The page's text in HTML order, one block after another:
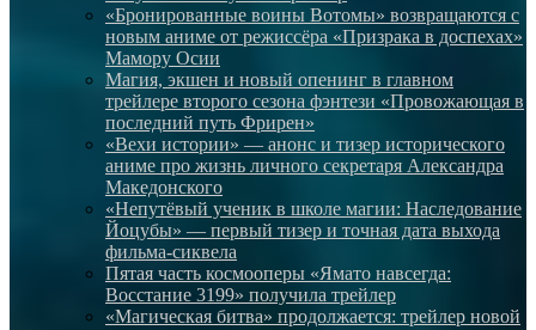
«Бронированные воины Вотомы» возвращаются с
новым аниме от режиссёра «Призрака в доспехах»
Мамору Осии
Магия, экшен и новый опенинг в главном
трейлере второго сезона фэнтези «Провожающая в
последний путь Фрирен»
«Вехи истории» — анонс и тизер исторического
аниме про жизнь личного секретаря Александра
Македонского
«Непутёвый ученик в школе магии: Наследование
Йоцубы» — первый тизер и точная дата выхода
фильма-сиквела
Пятая часть космооперы «Ямато навсегда:
Восстание 3199» получила трейлер
«Магическая битва» продолжается: трейлер новой